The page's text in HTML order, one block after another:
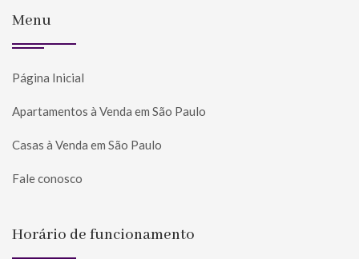
Menu
Página Inicial
Apartamentos à Venda em São Paulo
Casas à Venda em São Paulo
Fale conosco
Horário de funcionamento